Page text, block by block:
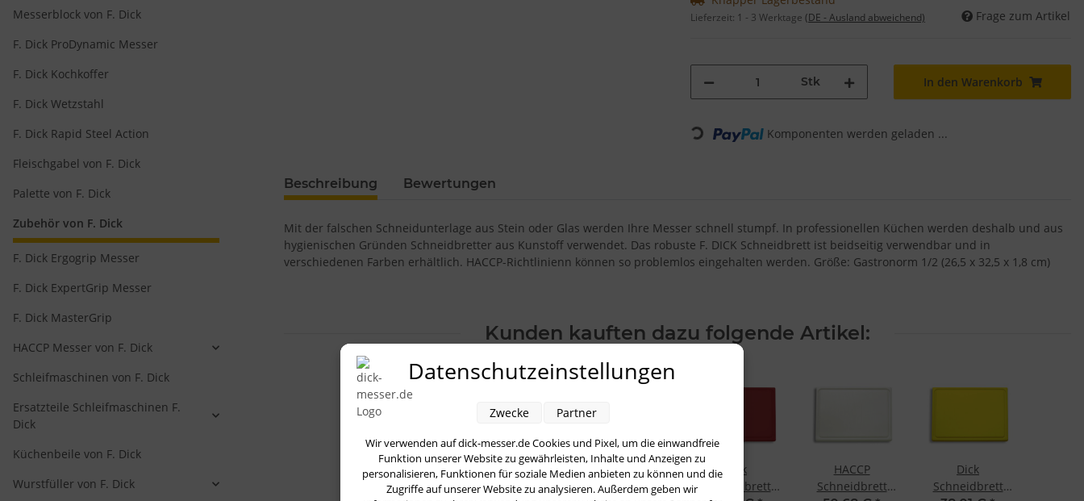
Lieferzeit: 1 - 3 Werktage (DE - Ausland abweichend) Frage zum Artikel
Stk In den Warenkorb
Loading... Komponenten werden geladen ...
Beschreibung Bewertungen
Mit der falschen Schneidunterlage aus Stein oder Glas werden Ihre Messer schnell stumpf. In professionellen Küchen werden deshalb und aus
hygienischen Gründen Schneidbretter aus Kunstoff verwendet. Das robuste F. DICK Schneidbrett ist beidseitig verwendbar und in
verschiedenen Farben erhältlich. HACCP-Richtlinienn können so problemlos eingehalten werden. Größe: Gastronorm 1/2 (26,5 x 32,5 x 1,8 cm)
Kunden kauften dazu folgende Artikel:
Dick
Schneidbrett
Dick
Schneidbrett
Dick
Schneidbrett
Dick
Schneidbrett
HACCP
Schneidbrett
Dick
Schneidbrett
Messerblock von F. Dick
F. Dick ProDynamic Messer
F. Dick Kochkoffer
F. Dick Wetzstahl
F. Dick Rapid Steel Action
Fleischgabel von F. Dick
Palette von F. Dick
Zubehör von F. Dick
F. Dick Ergogrip Messer
F. Dick ExpertGrip Messer
F. Dick MasterGrip
HACCP Messer von F. Dick
Schleifmaschinen von F. Dick
Ersatzteile Schleifmaschinen F.
Dick
Küchenbeile von F. Dick
Wurstfüller von F. Dick
Datenschutzeinstellungen
Wir verwenden auf dick-messer.de Cookies und Pixel, um die einwandfreie
Funktion unserer Website zu gewährleisten, Inhalte und Anzeigen zu
personalisieren, Funktionen für soziale Medien anbieten zu können und die
Zugriffe auf unserer Website zu analysieren. Außerdem geben wir
Zwecke Partner